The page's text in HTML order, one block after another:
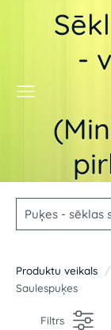
-
Puķes - sēklas
Produktu veikals
Saulespuķes
Filtrs